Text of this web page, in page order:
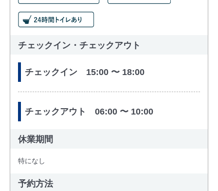
チェックイン・チェックアウト
チェックイン 15:00 〜 18:00
チェックアウト 06:00 〜 10:00
休業期間
特になし
予約方法